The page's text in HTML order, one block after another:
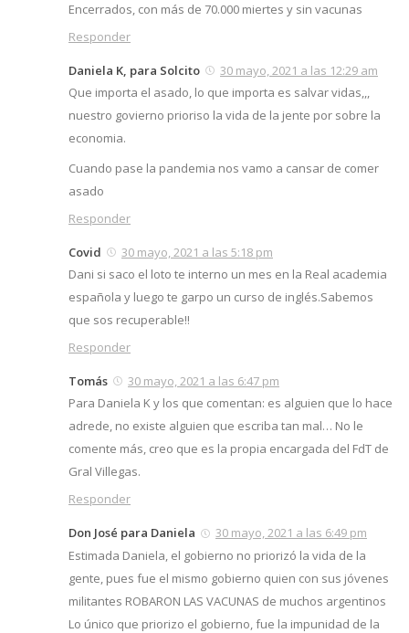
Encerrados, con más de 70.000 miertes y sin vacunas
Responder
Daniela K, para Solcito
30 mayo, 2021 a las 12:29 am
Que importa el asado, lo que importa es salvar vidas,,,
nuestro govierno prioriso la vida de la jente por sobre la
economia.
Cuando pase la pandemia nos vamo a cansar de comer
asado
Responder
Covid
30 mayo, 2021 a las 5:18 pm
Dani si saco el loto te interno un mes en la Real academia
española y luego te garpo un curso de inglés.Sabemos
que sos recuperable!!
Responder
Tomás
30 mayo, 2021 a las 6:47 pm
Para Daniela K y los que comentan: es alguien que lo hace
adrede, no existe alguien que escriba tan mal… No le
comente más, creo que es la propia encargada del FdT de
Gral Villegas.
Responder
Don José para Daniela
30 mayo, 2021 a las 6:49 pm
Estimada Daniela, el gobierno no priorizó la vida de la
gente, pues fue el mismo gobierno quien con sus jóvenes
militantes ROBARON LAS VACUNAS de muchos argentinos
Lo único que priorizo el gobierno, fue la impunidad de la